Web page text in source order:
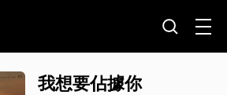
我想要佔據你